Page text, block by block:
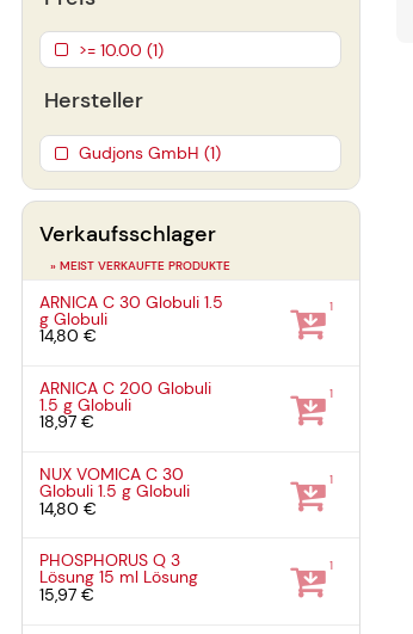
>= 10.00 (1)
Hersteller
Gudjons GmbH (1)
Verkaufsschlager
» MEIST VERKAUFTE PRODUKTE
ARNICA C 30 Globuli1.5
gGlobuli
14,80 €
1
ARNICA C 200 Globuli
1.5 gGlobuli
18,97 €
1
NUX VOMICA C 30
Globuli1.5 gGlobuli
14,80 €
1
PHOSPHORUS Q 3
Lösung15 ml Lösung
15,97 €
1